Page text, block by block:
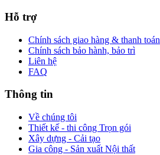
Hỗ trợ
Chính sách giao hàng & thanh toán
Chính sách bảo hành, bảo trì
Liên hệ
FAQ
Thông tin
Về chúng tôi
Thiết kế - thi công Trọn gói
Xây dựng - Cải tạo
Gia công - Sản xuất Nội thất